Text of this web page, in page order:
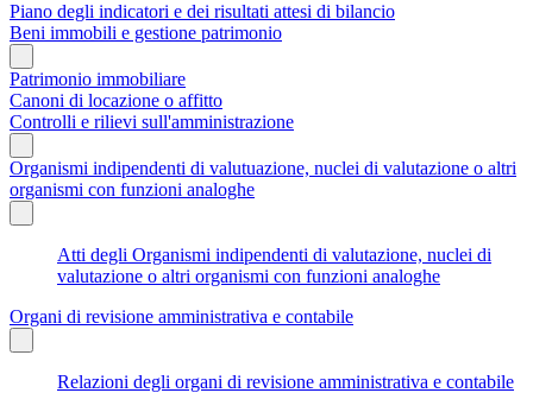
Piano degli indicatori e dei risultati attesi di bilancio
Beni immobili e gestione patrimonio
Patrimonio immobiliare
Canoni di locazione o affitto
Controlli e rilievi sull'amministrazione
Organismi indipendenti di valutuazione, nuclei di valutazione o altri
organismi con funzioni analoghe
Atti degli Organismi indipendenti di valutazione, nuclei di
valutazione o altri organismi con funzioni analoghe
Organi di revisione amministrativa e contabile
Relazioni degli organi di revisione amministrativa e contabile